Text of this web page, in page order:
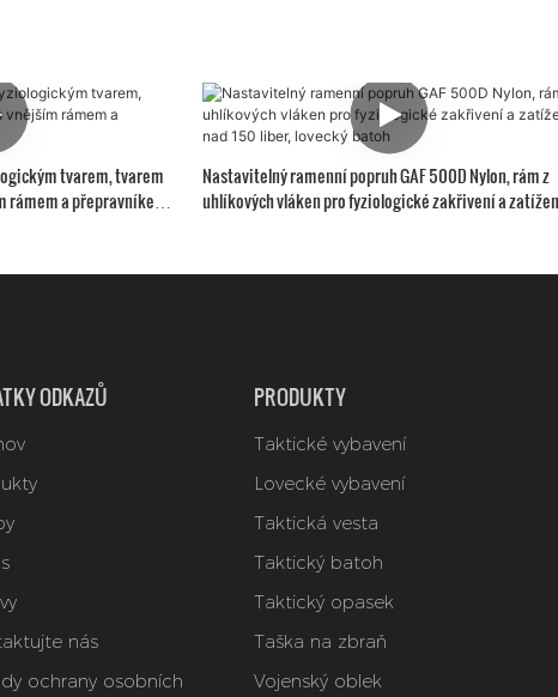
tvarem, tvarem
rámem a přepravníkem
Nastavitelný ramenní popruh GAF 500D Nylon, rám z
uhlíkových vláken pro fyziologické zakřivení a
ODKAZŮ
nás
ochrany osobních
PRODUKTY
Taktické vybavení
Lovecké vybavení
Taktická vesta
Taktický batoh
Taktický opasek
Taška na zbraň
Vojenský oblek